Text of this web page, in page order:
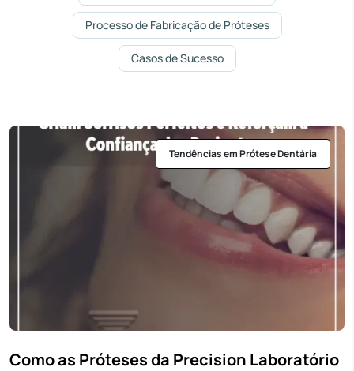
Processo de Fabricação de Próteses
Casos de Sucesso
Tendências em Prótese Dentária
Como as Próteses da Precision Laboratório